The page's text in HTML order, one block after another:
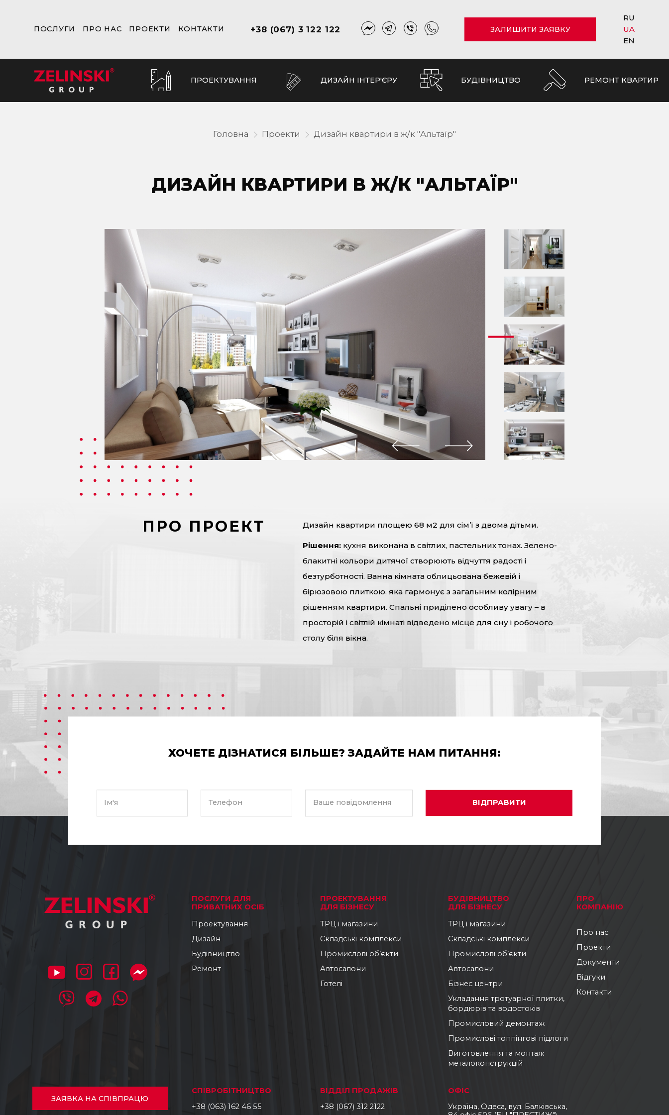
ПОСЛУГИ ПРО НАС ПРОЕКТИ КОНТАКТИ +38 (067) 3 122 122 ЗАЛИШИТИ ЗАЯВКУ
RU
UA
EN
ПРОЕКТУВАННЯ ДИЗАЙН ІНТЕР'ЄРУ БУДІВНИЦТВО РЕМОНТ КВАРТИР
Головна Проекти Дизайн квартири в ж/к "Альтаїр"
ДИЗАЙН КВАРТИРИ В Ж/К "АЛЬТАЇР"
ПРО ПРОЕКТ Дизайн квартири площею 68 м2 для сім’ї з двома дітьми.
Рішення:кухня виконана в світлих, пастельних тонах. Зелено-
блакитні кольори дитячої створюють відчуття радості і
безтурботності. Ванна кімната облицьована бежевій і
бірюзовою плиткою, яка гармонує з загальним колірним
рішенням квартири. Спальні приділено особливу увагу – в
просторій і світлій кімнаті відведено місце для сну і робочого
столу біля вікна.
ХОЧЕТЕ ДІЗНАТИСЯ БІЛЬШЕ? ЗАДАЙТЕ НАМ ПИТАННЯ:
Ім'я Телефон Ваше повідомлення ВІДПРАВИТИ
ПОСЛУГИ ДЛЯ
ПРИВАТНИХ ОСІБ
Проектування
Дизайн
Будівництво
Ремонт
ПРОЕКТУВАННЯ
ДЛЯ БІЗНЕСУ
ТРЦ і магазини
Складські комплекси
Промислові об’єкти
Автосалони
Готелі
БУДІВНИЦТВО
ДЛЯ БІЗНЕСУ
ТРЦ і магазини
Складські комплекси
Промислові об’єкти
Автосалони
Бізнес центри
Укладання тротуарної плитки,
бордюрів та водостоків
Промисловий демонтаж
Промислові топпінгові підлоги
Виготовлення та монтаж
металоконструкцій
ПРО
КОМПАНІЮ
Про нас
Проекти
Документи
Відгуки
Контакти
ЗАЯВКА НА СПІВПРАЦЮ
CПІВРОБІТНИЦТВО
+38 (063) 162 46 55
ВІДДІЛ ПРОДАЖІВ
+38 (067) 312 2122
ОФІС
Україна, Одеса, вул. Балківська,